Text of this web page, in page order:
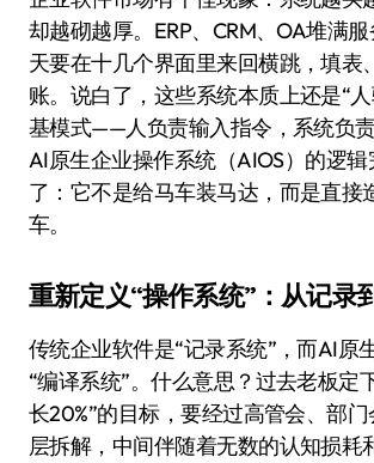
却越砌越厚。ERP、CRM、OA堆满
天要在十几个界面里来回横跳，填表
账。说白了，这些系统本质上还是“
基模式——人负责输入指令，系统负
AI原生企业操作系统（AIOS）的逻
了：它不是给马车装马达，而是直接
车。
重新定义“操作系统”：从记录
传统企业软件是“记录系统”，而AI原
“编译系统”。什么意思？过去老板定
长20%”的目标，要经过高管会、部
层拆解，中间伴随着无数的认知损耗